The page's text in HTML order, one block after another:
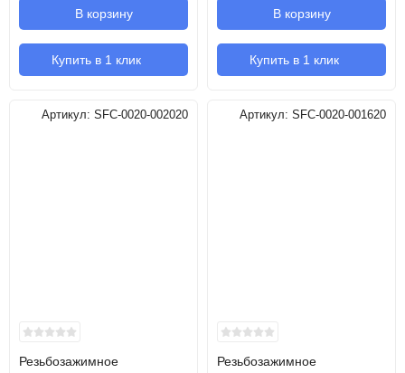
В корзину
Купить в 1 клик
В корзину
Купить в 1 клик
Артикул: SFC-0020-002020
Резьбозажимное
Артикул: SFC-0020-001620
Резьбозажимное